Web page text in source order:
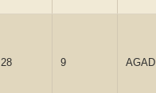
28 9 AGAD